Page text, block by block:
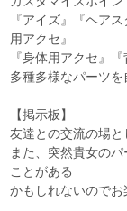
『アイズ』『ヘア
用アクセ』
『身体用アクセ』『
多種多様なパーツを
【掲示板】
友達との交流の場と
また、突然貴女の
ことがある
かもしれないのでお